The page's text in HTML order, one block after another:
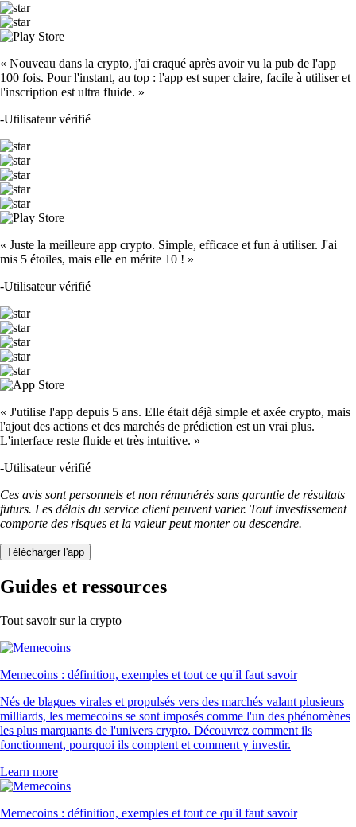
« Nouveau dans la crypto, j'ai craqué après avoir vu la pub de l'app
100 fois. Pour l'instant, au top : l'app est super claire, facile à utiliser et
l'inscription est ultra fluide. »
-Utilisateur vérifié
« Juste la meilleure app crypto. Simple, efficace et fun à utiliser. J'ai
mis 5 étoiles, mais elle en mérite 10 ! »
-Utilisateur vérifié
« J'utilise l'app depuis 5 ans. Elle était déjà simple et axée crypto, mais
l'ajout des actions et des marchés de prédiction est un vrai plus.
L'interface reste fluide et très intuitive. »
-Utilisateur vérifié
Ces avis sont personnels et non rémunérés sans garantie de résultats
futurs. Les délais du service client peuvent varier. Tout investissement
comporte des risques et la valeur peut monter ou descendre.
Télécharger l'app
Guides et ressources
Tout savoir sur la crypto
Memecoins : définition, exemples et tout ce qu'il faut savoir
Nés de blagues virales et propulsés vers des marchés valant plusieurs
milliards, les memecoins se sont imposés comme l'un des phénomènes
les plus marquants de l'univers crypto. Découvrez comment ils
fonctionnent, pourquoi ils comptent et comment y investir.
Learn more
Memecoins : définition, exemples et tout ce qu'il faut savoir